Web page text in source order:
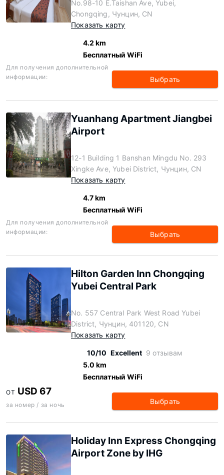
No.98-10 E.Taishan Ave, Yubei,
Chongqing, Чунцин, CN
Показать карту
4.2 km
Бесплатный WiFi
Для получения дополнительной
информации:
Выбрать
Yuanhang Apartment Jiangbei
Airport
12-1 Building 1 Banshan Mingdu No. 293
Xingke Ave, Yubei District, Чунцин, CN
Показать карту
4.7 km
Бесплатный WiFi
Для получения дополнительной
информации:
Выбрать
Hilton Garden Inn Chongqing
Yubei Central Park
No. 557 Central Park West Road Yubei
District, Чунцин, 401120, CN
Показать карту
10/10 Excellent 9 отзывам
5.0 km
Бесплатный WiFi
ОТ USD 67
за номер / за ночь Выбрать
Holiday Inn Express Chongqing
Airport Zone by IHG